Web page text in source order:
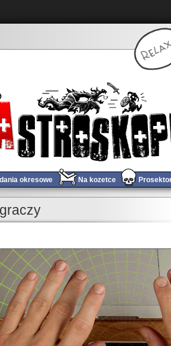
okresowe Na kozetce